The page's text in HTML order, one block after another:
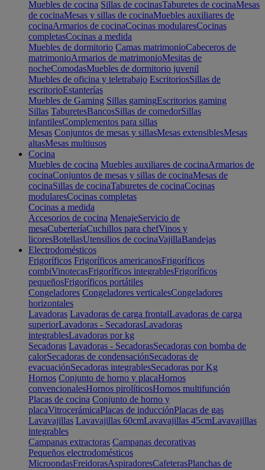
Muebles de cocina Sillas de cocinasTaburetes de cocinaMesas
de cocinaMesas y sillas de cocinaMuebles auxiliares de
cocinaArmarios de cocinaCocinas modularesCocinas
completasCocinas a medida
Muebles de dormitorio Camas matrimonioCabeceros de
matrimonioArmarios de matrimonioMesitas de
nocheComodasMuebles de dormitorio juvenil
Muebles de oficina y teletrabajo EscritoriosSillas de
escritorioEstanterías
Muebles de Gaming Sillas gamingEscritorios gaming
Sillas TaburetesBancosSillas de comedorSillas
infantilesComplementos para sillas
Mesas Conjuntos de mesas y sillasMesas extensiblesMesas
altasMesas multiusos
Cocina
Muebles de cocina Muebles auxiliares de cocinaArmarios de
cocinaConjuntos de mesas y sillas de cocinaMesas de
cocinaSillas de cocinaTaburetes de cocinaCocinas
modularesCocinas completas
Cocinas a medida
Accesorios de cocina MenajeServicio de
mesaCuberteríaCuchillos para chefVinos y
licoresBotellasUtensilios de cocinaVajillaBandejas
Electrodomésticos
Frigoríficos Frigoríficos americanosFrigoríficos
combiVinotecasFrigoríficos integrablesFrigoríficos
pequeñosFrigoríficos portátiles
Congeladores Congeladores verticalesCongeladores
horizontales
Lavadoras Lavadoras de carga frontalLavadoras de carga
superiorLavadoras - SecadorasLavadoras
integrablesLavadoras por kg
Secadoras Lavadoras - SecadorasSecadoras con bomba de
calorSecadoras de condensaciónSecadoras de
evacuaciónSecadoras integrablesSecadoras por Kg
Hornos Conjunto de horno y placaHornos
convencionalesHornos pirolíticosHornos multifunción
Placas de cocina Conjunto de horno y
placaVitrocerámicaPlacas de inducciónPlacas de gas
Lavavajillas Lavavajillas 60cmLavavajillas 45cmLavavajillas
integrables
Campanas extractoras Campanas decorativas
Pequeños electrodomésticos
MicroondasFreidorasAspiradoresCafeterasPlanchas de